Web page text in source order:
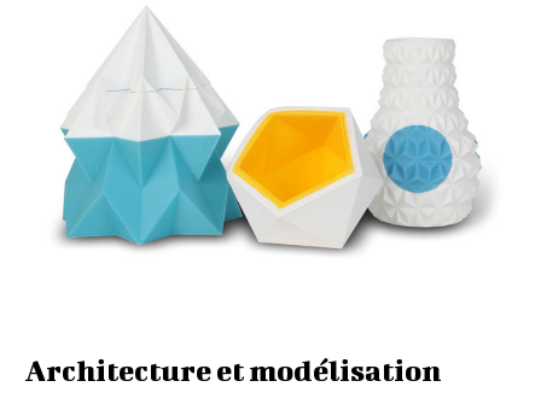
Architecture et modélisation